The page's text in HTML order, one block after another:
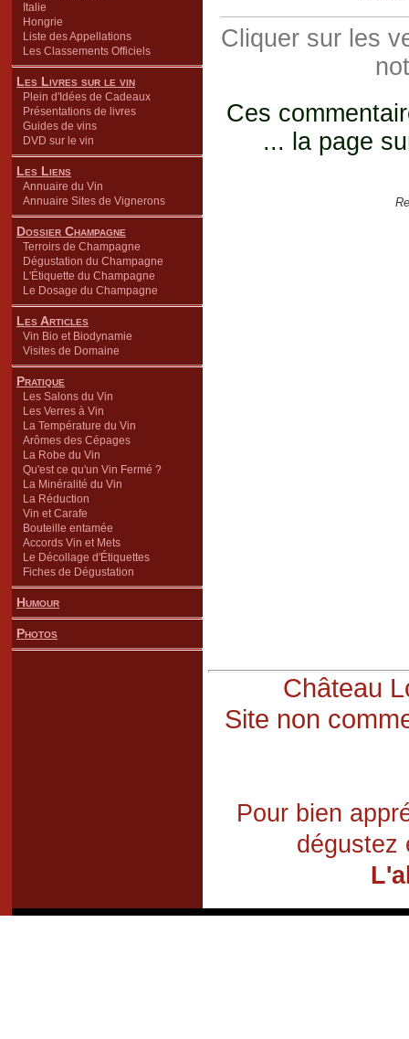
Italie
Hongrie
Liste des Appellations
Les Classements Officiels
Les Livres sur le vin
Plein d'Idées de Cadeaux
Présentations de livres
Guides de vins
DVD sur le vin
Les Liens
Annuaire du Vin
Annuaire Sites de Vignerons
Dossier Champagne
Terroirs de Champagne
Dégustation du Champagne
L'Étiquette du Champagne
Le Dosage du Champagne
Les Articles
Vin Bio et Biodynamie
Visites de Domaine
Pratique
Les Salons du Vin
Les Verres à Vin
La Température du Vin
Arômes des Cépages
La Robe du Vin
Qu'est ce qu'un Vin Fermé ?
La Minéralité du Vin
La Réduction
Vin et Carafe
Bouteille entamée
Accords Vin et Mets
Le Décollage d'Étiquettes
Fiches de Dégustation
Humour
Photos
Cliquer sur les
Ces
... la page
Château
Site non
Pour bien
dégustez